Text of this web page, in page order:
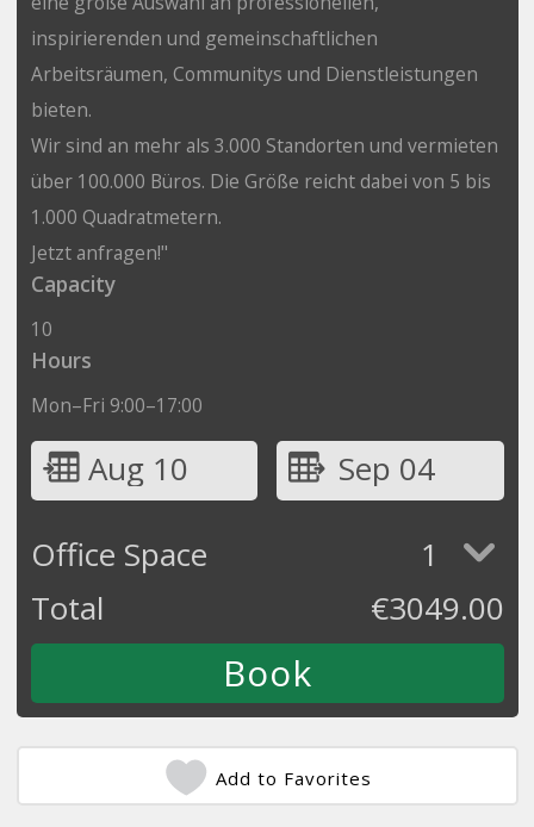
inspirierenden und gemeinschaftlichen
Arbeitsräumen, Communitys und Dienstleistungen
bieten.
Wir sind an mehr als 3.000 Standorten und vermieten
über 100.000 Büros. Die Größe reicht dabei von 5 bis
1.000 Quadratmetern.
Jetzt anfragen!"
Capacity
10
Hours
Mon–Fri 9:00–17:00
Aug 10
Sep 04
Office Space
1
Total
€3049.00
Add to Favorites